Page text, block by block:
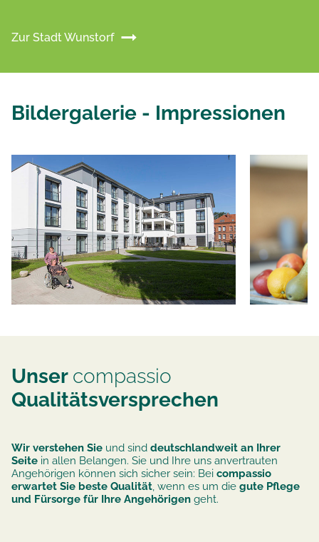
Zur Stadt Wunstorf
Bildergalerie - Impressionen
Unser compassio
Qualitätsversprechen
Wir verstehen Sie und sind deutschlandweit an Ihrer
Seite in allen Belangen. Sie und Ihre uns anvertrauten
Angehörigen können sich sicher sein: Bei compassio
erwartet Sie beste Qualität, wenn es um die gute Pflege
und Fürsorge für Ihre Angehörigen geht.